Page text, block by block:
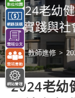
容 2024老幼
會實踐與
> 教師進修 >
2024老幼